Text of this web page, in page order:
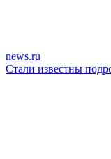
news.ru
Стали известны